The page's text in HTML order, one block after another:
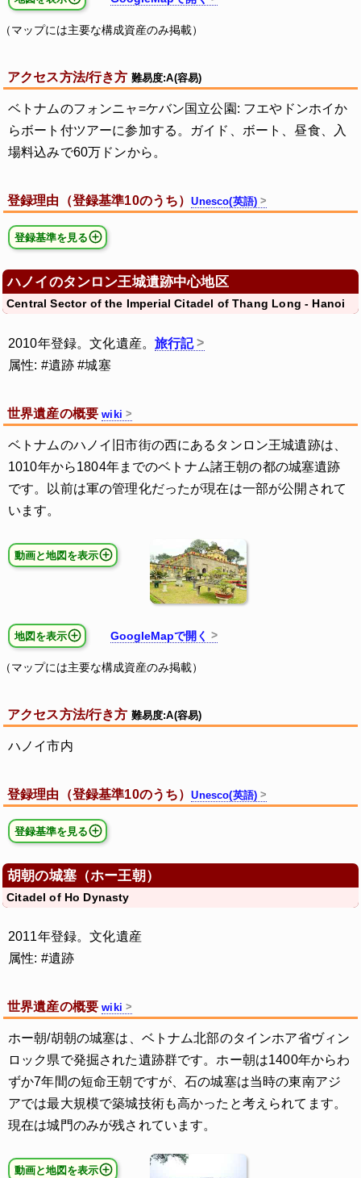
（マップには主要な構成資産のみ掲載）
アクセス方法/行き方 難易度:A(容易)
ベトナムのフォンニャ=ケバン国立公園: フエやドンホイか
らボート付ツアーに参加する。ガイド、ボート、昼食、入
場料込みで60万ドンから。
登録理由（登録基準10のうち）Unesco(英語)
登録基準を見る
ハノイのタンロン王城遺跡中心地区
Central Sector of the Imperial Citadel of Thang Long - Hanoi
2010年登録。文化遺産。旅行記
属性: #遺跡 #城塞
世界遺産の概要wiki
ベトナムのハノイ旧市街の西にあるタンロン王城遺跡は、
1010年から1804年までのベトナム諸王朝の都の城塞遺跡
です。以前は軍の管理化だったが現在は一部が公開されて
います。
動画と地図を表示
地図を表示 GoogleMapで開く
（マップには主要な構成資産のみ掲載）
アクセス方法/行き方 難易度:A(容易)
ハノイ市内
登録理由（登録基準10のうち）Unesco(英語)
登録基準を見る
胡朝の城塞（ホー王朝）
Citadel of Ho Dynasty
2011年登録。文化遺産
属性: #遺跡
世界遺産の概要wiki
ホー朝/胡朝の城塞は、ベトナム北部のタインホア省ヴィン
ロック県で発掘された遺跡群です。ホー朝は1400年からわ
ずか7年間の短命王朝ですが、石の城塞は当時の東南アジ
アでは最大規模で築城技術も高かったと考えられてます。
現在は城門のみが残されています。
動画と地図を表示